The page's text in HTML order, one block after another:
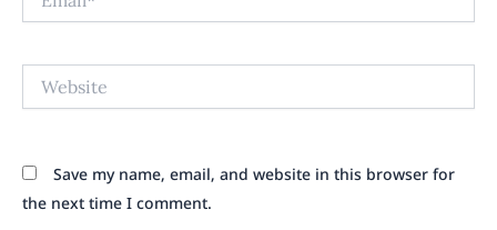
Save my name, email, and website in this browser for
the next time I comment.